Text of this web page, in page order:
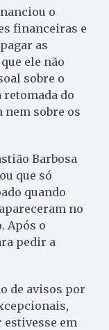
o
financeiras e
as
ele não
sobre o
do
sobre os
Barbosa
que só
quando
no
Após o
pedir a
de avisos por
estivesse em